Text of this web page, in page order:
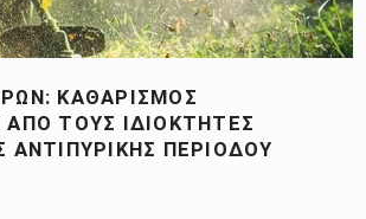
ΚΑΘΑΡΙΣΜΌΣ
ΑΠΌ ΤΟΥΣ ΙΔΙΟΚΤΉΤΕΣ
ΑΝΤΙΠΥΡΙΚΉΣ ΠΕΡΙΌΔΟΥ